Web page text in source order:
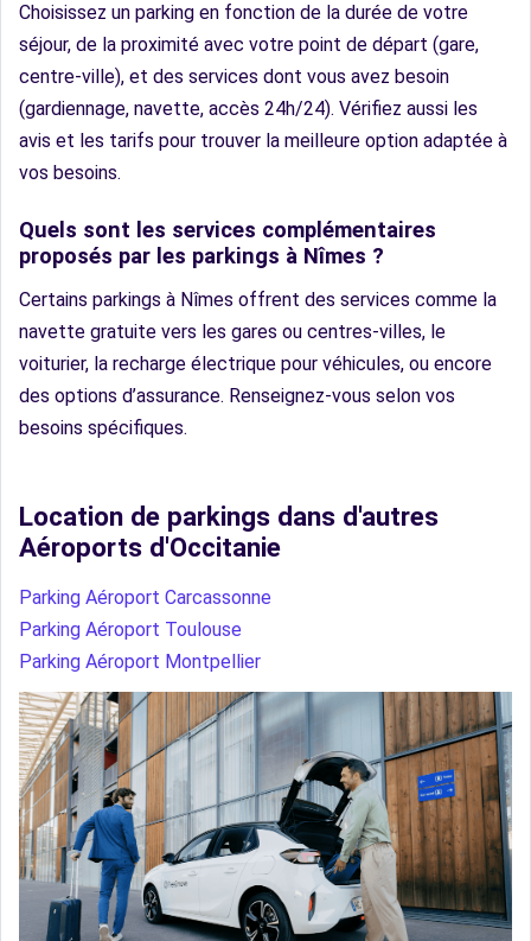
Choisissez un parking en fonction de la durée de votre
séjour, de la proximité avec votre point de départ (gare,
centre-ville), et des services dont vous avez besoin
(gardiennage, navette, accès 24h/24). Vérifiez aussi les
avis et les tarifs pour trouver la meilleure option adaptée à
vos besoins.
Quels sont les services complémentaires
proposés par les parkings à Nîmes ?
Certains parkings à Nîmes offrent des services comme la
navette gratuite vers les gares ou centres-villes, le
voiturier, la recharge électrique pour véhicules, ou encore
des options d’assurance. Renseignez-vous selon vos
besoins spécifiques.
Location de parkings dans d'autres
Aéroports d'Occitanie
Parking Aéroport Carcassonne
Parking Aéroport Toulouse
Parking Aéroport Montpellier